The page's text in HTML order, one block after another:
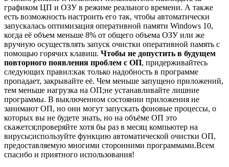
графиком ЦП и ОЗУ в режиме реального времени. А также
есть возможность настроить его так, чтобы автоматически
запускалась оптимизация оперативной памяти Windows 10,
когда её объем меньше 8% от общего объема ОЗУ или же
вручную осуществлять запуск очистки оперативной память с
помощью горячих клавиш. Чтобы не допустить в будущем
повторного появления проблем с ОП, придерживайтесь
следующих правил:как только надобность в программе
пропадает, закрывайте её. Чем меньше запущено приложений,
тем меньше нагрузка на ОП;не устанавливайте лишние
программы. В выключенном состоянии приложения не
занимают ОП, но они могут запускать фоновые процессы, о
которых вы не будете знать, но на объёме ОП это
скажется;проверяйте хотя бы раз в месяц компьютер на
вирусы;используйте функцию автоматической очистки ОП,
предоставляемую многими сторонними программами.Всем
спасибо и приятного использования!